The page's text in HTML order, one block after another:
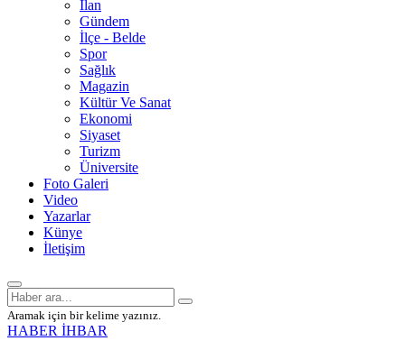
İlan
Gündem
İlçe - Belde
Spor
Sağlık
Magazin
Kültür Ve Sanat
Ekonomi
Siyaset
Turizm
Üniversite
Foto Galeri
Video
Yazarlar
Künye
İletişim
Aramak için bir kelime yazınız.
HABER İHBAR